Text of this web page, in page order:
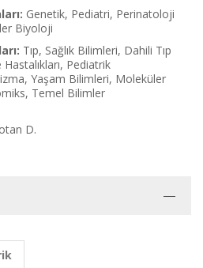
Genetik, Pediatri, Perinatoloji
Biyoloji
Tıp, Sağlık Bilimleri, Dahili Tıp
Hastalıkları, Pediatrik
Yaşam Bilimleri, Moleküler
Temel Bilimler
D.